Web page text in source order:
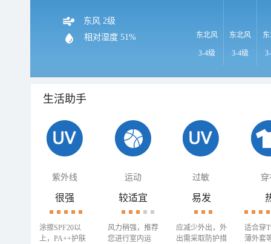
东风 2级
相对湿度 51% 东北风
3-4级
东北风
3-4级
生活助手
紫外线 运动 过敏 穿
很强
涂擦SPF20以
上，PA++护肤
较适宜
风力稍强，推荐
您进行室内运
易发
应减少外出，外
出需采取防护措
适合穿
薄外套